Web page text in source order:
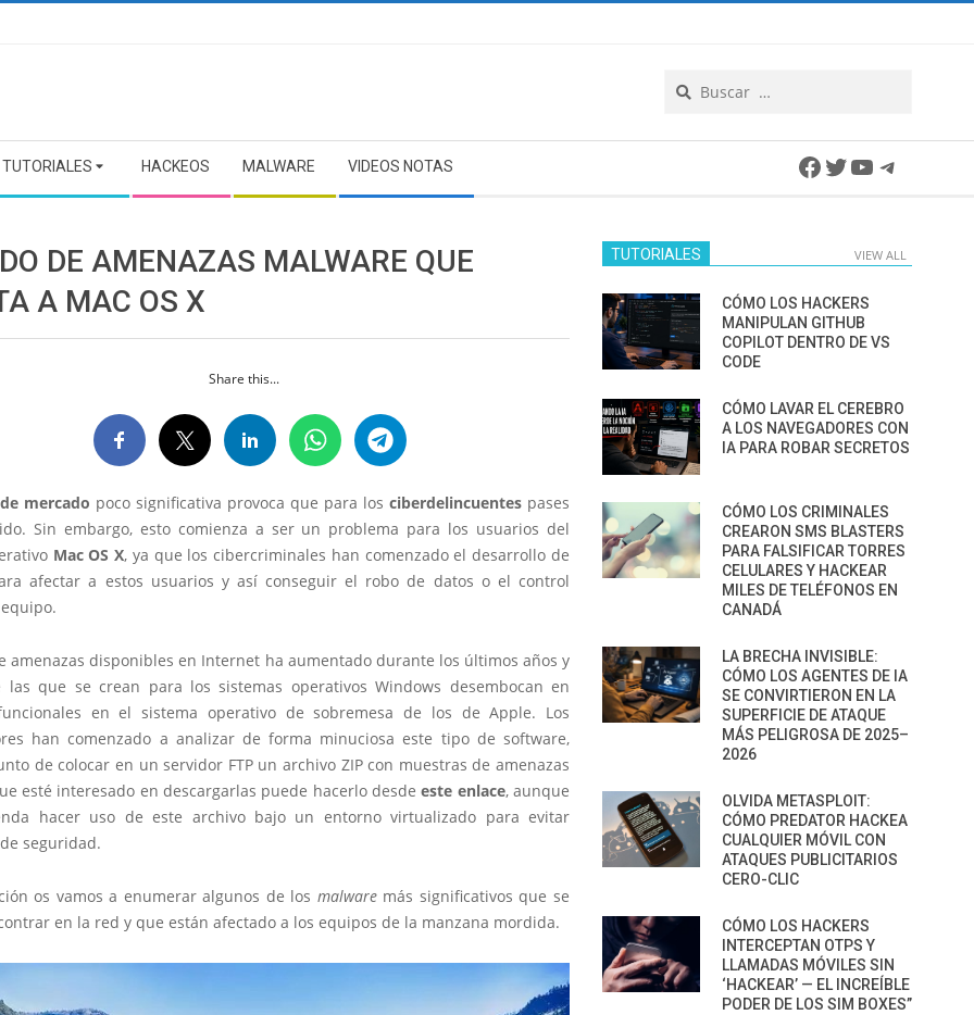
TUTORIALES HACKEOS MALWARE VIDEOS NOTAS Facebook
Twitter
YouTube
DE AMENAZAS MALWARE QUE
A MAC OS X
Share this...
mercado poco significativa provoca que para los ciberdelincuentes pases
Sin embargo, esto comienza a ser un problema para los usuarios del
Mac OS X, ya que los cibercriminales han comenzado el desarrollo de
afectar a estos usuarios y así conseguir el robo de datos o el control
amenazas disponibles en Internet ha aumentado durante los últimos años y
las que se crean para los sistemas operativos Windows desembocan en
en el sistema operativo de sobremesa de los de Apple. Los
han comenzado a analizar de forma minuciosa este tipo de software,
de colocar en un servidor FTP un archivo ZIP con muestras de amenazas
esté interesado en descargarlas puede hacerlo desdeeste enlace, aunque
hacer uso de este archivo bajo un entorno virtualizado para evitar
seguridad.
os vamos a enumerar algunos de los malwaremás significativos que se
en la red y que están afectado a los equipos de la manzana mordida.
TUTORIALES VIEW ALL
CÓMO LOS HACKERS
MANIPULAN GITHUB
COPILOT DENTRO DE VS
CODE
CÓMO LAVAR EL CEREBRO
A LOS NAVEGADORES CON
IA PARA ROBAR SECRETOS
CÓMO LOS CRIMINALES
CREARON SMS BLASTERS
PARA FALSIFICAR TORRES
CELULARES Y HACKEAR
MILES DE TELÉFONOS EN
CANADÁ
LA BRECHA INVISIBLE:
CÓMO LOS AGENTES DE IA
SE CONVIRTIERON EN LA
SUPERFICIE DE ATAQUE
MÁS PELIGROSA DE 2025–
2026
OLVIDA METASPLOIT:
CÓMO PREDATOR HACKEA
CUALQUIER MÓVIL CON
ATAQUES PUBLICITARIOS
CERO-CLIC
CÓMO LOS HACKERS
INTERCEPTAN OTPS Y
LLAMADAS MÓVILES SIN
‘HACKEAR’ — EL INCREÍBLE
PODER DE LOS SIM BOXES”